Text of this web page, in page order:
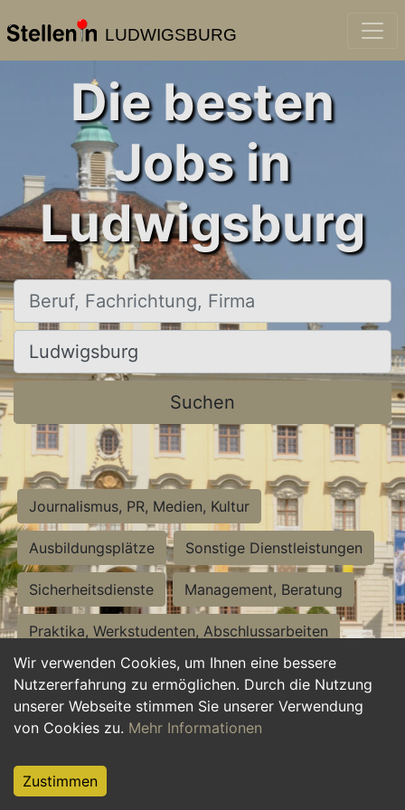
LUDWIGSBURG
Wir verwenden Cookies, um Ihnen eine bessere
Nutzererfahrung zu ermöglichen. Durch die Nutzung
unserer Webseite stimmen Sie unserer Verwendung
von Cookies zu. Mehr Informationen
Zustimmen
Die besten
Jobs in
Ludwigsburg
Beruf, Fachrichtung, Firma
Ort, Stadt
Suchen
Journalismus, PR, Medien, Kultur
Ausbildungsplätze Sonstige Dienstleistungen
Sicherheitsdienste Management, Beratung
Praktika, Werkstudenten, Abschlussarbeiten
Personalwesen Assistenz, Sekretariat
Hilfskräfte, Aushilfs- und Nebenjobs
Weiterbildung, Studium, duale Ausbildung